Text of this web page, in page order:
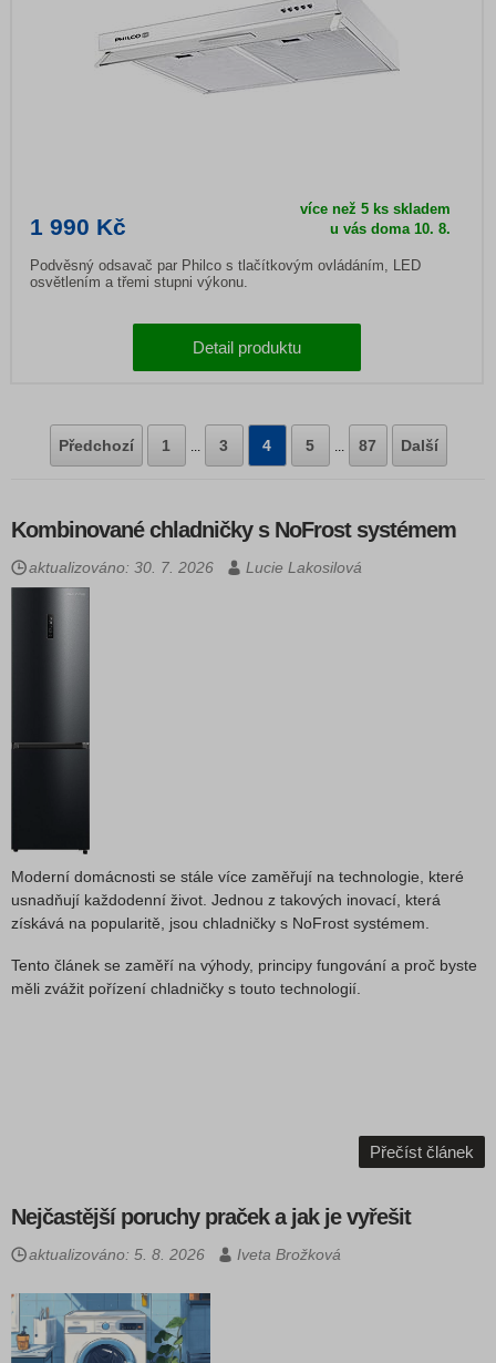
1 990 Kč
více než 5 ks skladem
u vás doma 10. 8.
Podvěsný odsavač par Philco s tlačítkovým ovládáním, LED
osvětlením a třemi stupni výkonu.
Detail produktu
Předchozí 1 ... 3 4 5 ... 87 Další
Kombinované chladničky s NoFrost systémem
aktualizováno: 30. 7. 2026 Lucie Lakosilová
Moderní domácnosti se stále více zaměřují na technologie, které
usnadňují každodenní život. Jednou z takových inovací, která
získává na popularitě, jsou chladničky s NoFrost systémem.
Tento článek se zaměří na výhody, principy fungování a proč byste
měli zvážit pořízení chladničky s touto technologií.
Přečíst článek
Nejčastější poruchy praček a jak je vyřešit
aktualizováno: 5. 8. 2026 Iveta Brožková